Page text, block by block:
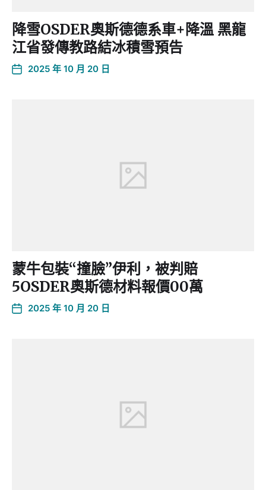
降雪OSDER奧斯德德系車+降溫 黑龍
江省發傳教路結冰積雪預告
2025 年 10 月 20 日
蒙牛包裝“撞臉”伊利，被判賠
5OSDER奧斯德材料報價00萬
2025 年 10 月 20 日